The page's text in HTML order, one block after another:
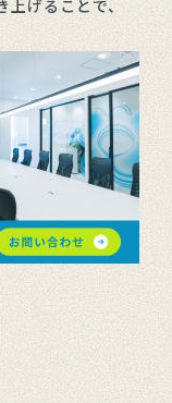
上げることで、